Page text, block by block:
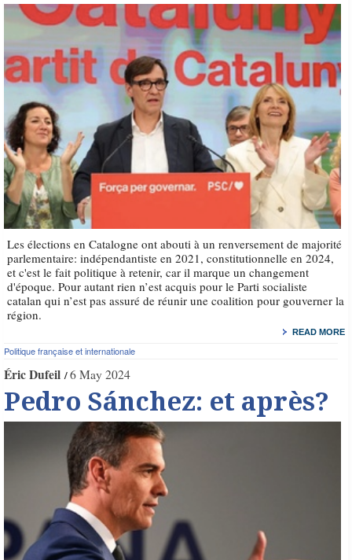
Les élections en Catalogne ont abouti à un renversement de majorité
parlementaire: indépendantiste en 2021, constitutionnelle en 2024,
et c'est le fait politique à retenir, car il marque un changement
d'époque. Pour autant rien n’est acquis pour le Parti socialiste
catalan qui n’est pas assuré de réunir une coalition pour gouverner la
région.
READ MORE
Politique française et internationale
Éric Dufeil 6 May 2024
Pedro Sánchez: et après?